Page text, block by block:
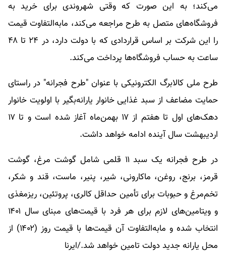
می‌کند؛ به این صورت که وقتی شهروندی برای خرید به
فروشگاه‌های متصل به طرح مراجعه می‌کند، مابه‌التفاوت قیمت
را این شرکت بر اساس قراردادی که با دولت دارد، در ۲۴ تا ۴۸
ساعت به حساب فروشگاه‌ها پرداخت می‌کند.
طرح ملی کالابرگ الکترونیکی با عنوان "طرح فجرانه" در راستای
حمایت مضاعف از سبد غذایی خانوار یارانه‌بگیر با اولویت خانوار
دهک‌های اول تا هفتم از ۱۷ بهمن‌ماه آغاز شده است و تا ۱۷
اردیبهشت‌ سال آینده ادامه خواهد داشت.
در طرح فجرانه یک سبد ۱۱ قلمی شامل گوشت مرغ، گوشت
قرمز، برنج، روغن، ماکارونی، شیر، پنیر، ماست، قند و شکر،
تخم‌مرغ و حبوبات برای تأمین حداقل کالری، پروتئین، ریزمغذی
و ویتامین‌های لازم برای هر فرد با قیمت‌های مبنای سال ۱۴۰۱
انتخاب شده و مابه‌التفاوت آن قیمت‌ها با قیمت روز (۱۴۰۲) از
محل یارانه جدید دولت تامین خواهد شد./ایرنا